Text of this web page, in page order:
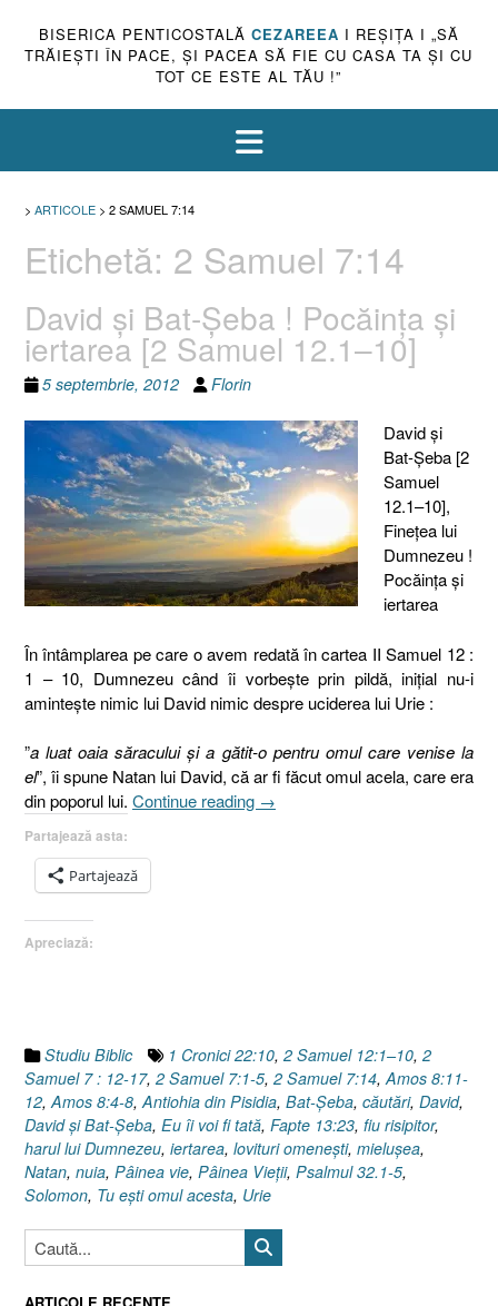
BISERICA PENTICOSTALĂ CEZAREEA I REŞIŢA I „SĂ
TRĂIEŞTI ÎN PACE, ŞI PACEA SĂ FIE CU CASA TA ŞI CU
TOT CE ESTE AL TĂU !”
> ARTICOLE > 2 SAMUEL 7:14
Etichetă: 2 Samuel 7:14
David şi Bat-Şeba ! Pocăinţa şi
iertarea [2 Samuel 12.1–10]
5 septembrie, 2012 Florin
David şi
Bat-Şeba [2
Samuel
12.1–10],
Fineţea lui
Dumnezeu !
Pocăinţa şi
iertarea
În întâmplarea pe care o avem redată în cartea II Samuel 12 :
1 – 10, Dumnezeu când îi vorbeşte prin pildă, iniţial nu-i
aminteşte nimic lui David nimic despre uciderea lui Urie :
”a luat oaia săracului şi a gătit-o pentru omul care venise la
el”, îi spune Natan lui David, că ar fi făcut omul acela, care era
din poporul lui. Continue reading „David
10]”
→
Partajează asta:
Partajează
Apreciază:
Studiu Biblic 1 Cronici 22:10, 2 Samuel 12:1–10, 2
Samuel 7 : 12-17, 2 Samuel 7:1-5, 2 Samuel 7:14,Amos 8:11-
12,Amos 8:4-8,Antiohia din Pisidia, Bat-Şeba, căutări, David,
David şi Bat-Şeba, Eu îi voi fi tată, Fapte 13:23, fiu risipitor,
harul lui Dumnezeu, iertarea, lovituri omeneşti, mieluşea,
Natan, nuia, Pâinea vie, Pâinea Vieţii, Psalmul 32.1-5,
Solomon, Tu eşti omul acesta, Urie